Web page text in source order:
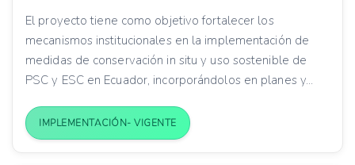
El proyecto tiene como objetivo fortalecer los
mecanismos institucionales en la implementación de
medidas de conservación in situ y uso sostenible de
PSC y ESC en Ecuador, incorporándolos en planes y...
IMPLEMENTACIÓN- VIGENTE